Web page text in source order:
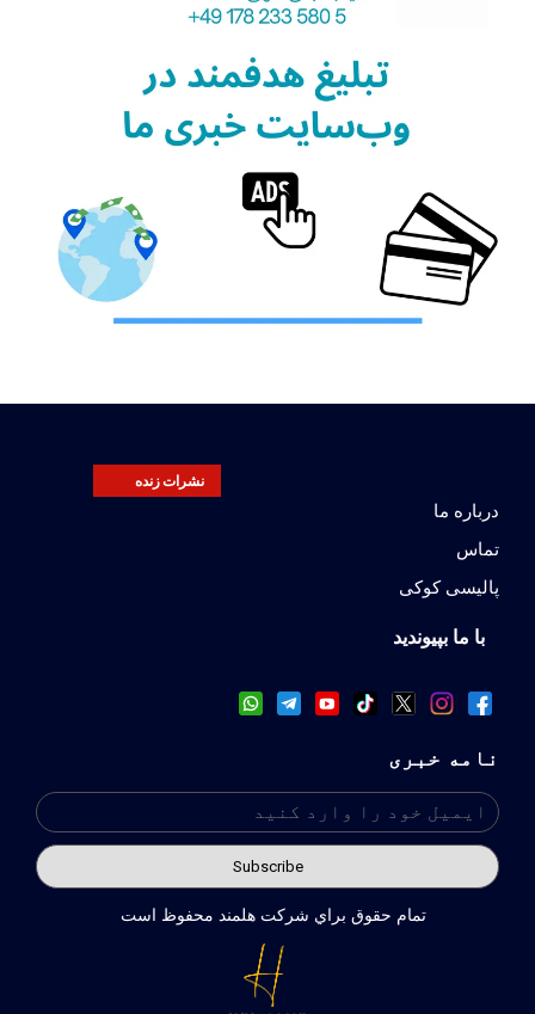
نشرات زنده
درباره ما
تماس
پالیسی کوکی
با ما بپیوندید
نامه خبری
تمام حقوق براي شركت هلمند محفوظ است